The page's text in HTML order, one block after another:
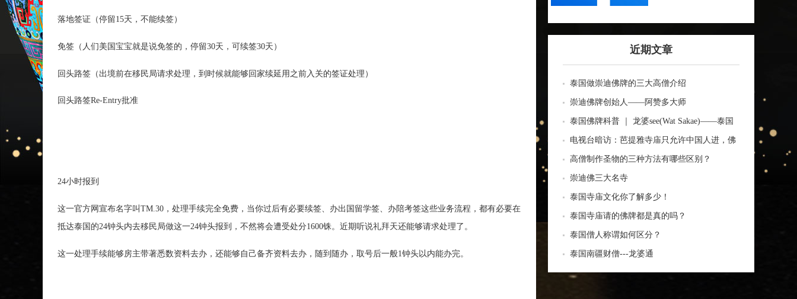
落地签证（停留15天，不能续签）
免签（人们美国宝宝就是说免签的，停留30天，可续签30天）
回头路签（出境前在移民局请求处理，到时候就能够回家续延用之前入关的签证处理）
回头路签Re-Entry批准
24小时报到
这一官方网宣布名字叫TM.30，处理手续完全免费，当你过后有必要续签、办出国留学签、办陪考签这些业务流程，都有必要在
抵达泰国的24钟头内去移民局做这一24钟头报到，不然将会遭受处分1600铢。近期听说礼拜天还能够请求处理了。
这一处理手续能够房主带著悉数资料去办，还能够自己备齐资料去办，随到随办，取号后一般1钟头以内能办完。
近期文章
泰国做崇迪佛牌的三大高僧介绍
崇迪佛牌创始人——阿赞多大师
泰国佛牌科普 ｜ 龙婆see(Wat Sakae)——泰国
四面神前三高僧
电视台暗访：芭提雅寺庙只允许中国人进，佛
牌高于常价100多倍！
高僧制作圣物的三种方法有哪些区别？
崇迪佛三大名寺
泰国寺庙文化你了解多少！
泰国寺庙请的佛牌都是真的吗？
泰国僧人称谓如何区分？
泰国南疆财僧---龙婆通